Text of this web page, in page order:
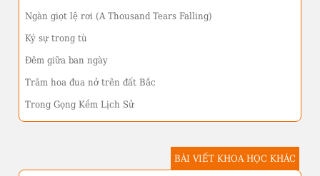
Ngàn giọt lệ rơi (A Thousand Tears Falling)
Ký sự trong tù
Đêm giữa ban ngày
Trăm hoa đua nở trên đất Bắc
Trong Gọng Kềm Lịch Sử
BÀI VIẾT KHOA HỌC KHÁC